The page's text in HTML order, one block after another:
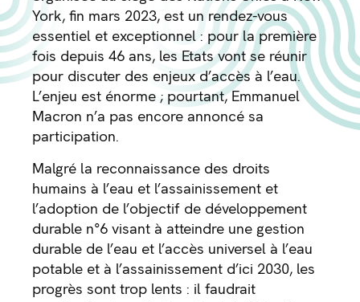
York, fin mars 2023, est un rendez-vous
essentiel et exceptionnel : pour la première
fois depuis 46 ans, les Etats vont se réunir
pour discuter des enjeux d’accès à l’eau.
L’enjeu est énorme ; pourtant, Emmanuel
Macron n’a pas encore annoncé sa
participation.
Malgré la reconnaissance des droits
humains à l’eau et l’assainissement et
l’adoption de l’objectif de développement
durable n°6 visant à atteindre une gestion
durable de l’eau et l’accès universel à l’eau
potable et à l’assainissement d’ici 2030, les
progrès sont trop lents : il faudrait